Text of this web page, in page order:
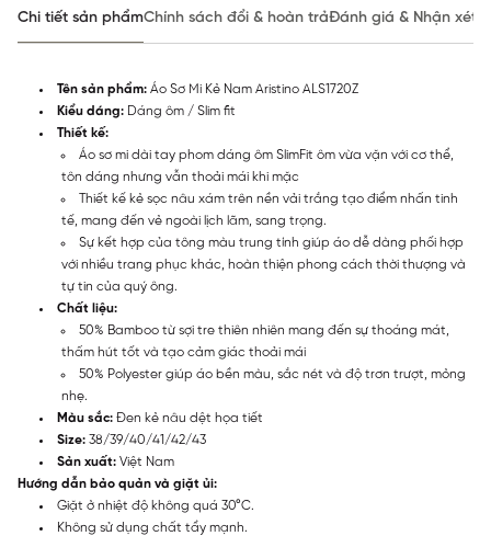
Chi tiết sản phẩmChính sách đổi & hoàn trảĐánh giá & Nhận xét
Tên sản phẩm: Áo Sơ Mi Kẻ Nam Aristino ALS1720Z
Kiểu dáng: Dáng ôm / Slim fit
Thiết kế:
Áo sơ mi dài tay phom dáng ôm SlimFit ôm vừa vặn với cơ thể,
tôn dáng nhưng vẫn thoải mái khi mặc
Thiết kế kẻ sọc nâu xám trên nền vải trắng tạo điểm nhấn tinh
tế, mang đến vẻ ngoài lịch lãm, sang trọng.
Sự kết hợp của tông màu trung tính giúp áo dễ dàng phối hợp
với nhiều trang phục khác, hoàn thiện phong cách thời thượng và
tự tin của quý ông.
Chất liệu:
50% Bamboo từ sợi tre thiên nhiên mang đến sự thoáng mát,
thấm hút tốt và tạo cảm giác thoải mái
50% Polyester giúp áo bền màu, sắc nét và độ trơn trượt, mỏng
nhẹ.
Màu sắc: Đen kẻ nâu dệt họa tiết
Size: 38/39/40/41/42/43
Sản xuất: Việt Nam
Hướng dẫn bảo quản và giặt ủi:
Giặt ở nhiệt độ không quá 30°C.
Không sử dụng chất tẩy mạnh.